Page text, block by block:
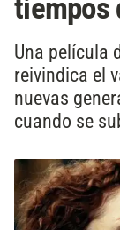
Una película
reivindica el
nuevas
cuando se